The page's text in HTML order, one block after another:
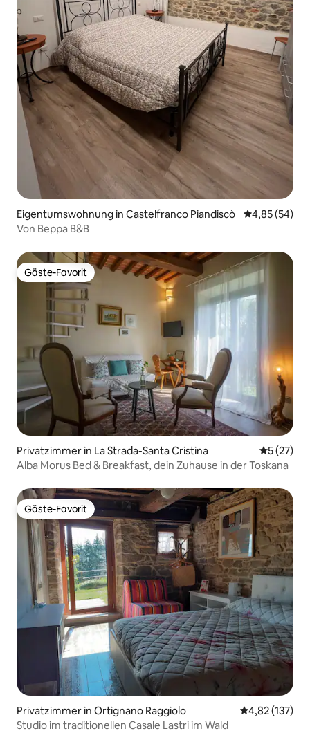
Eigentumswohnung in Castelfranco Piandiscò
4,85 (54)
Von Beppa B&B
Gäste-Favorit
Gäste-Favorit
Privatzimmer in La Strada-Santa Cristina
5 (27)
Alba Morus Bed & Breakfast, dein Zuhause in der Toskana
Gäste-Favorit
Gäste-Favorit
Privatzimmer in Ortignano Raggiolo
4,82 (137)
Studio im traditionellen Casale Lastri im Wald